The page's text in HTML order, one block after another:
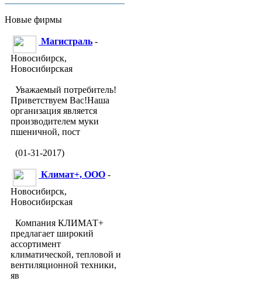
Новые фирмы
Магистраль -
Новосибирск,
Новосибирская
Уважаемый потребитель!
Приветствуем Вас!Наша
организация является
производителем муки
пшеничной, пост
(01-31-2017)
Климат+, ООО -
Новосибирск,
Новосибирская
Компания КЛИМАТ+
предлагает широкий
ассортимент
климатической, тепловой и
вентиляционной техники,
яв